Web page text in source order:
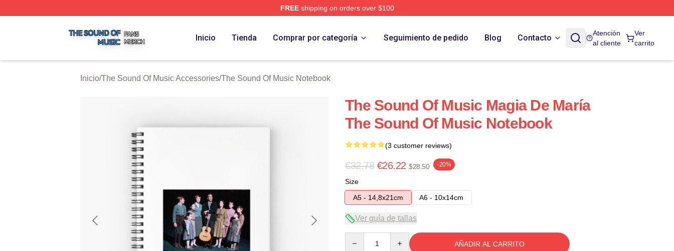
FREEshipping on orders over $100
Inicio Tienda Comprar por categoría Seguimiento de pedido Blog Contacto
Atención
al cliente
Ver
carrito
Inicio/The Sound Of Music Accessories/The Sound Of Music Notebook
The Sound Of Music Magia De María
The Sound Of Music Notebook
(3 customer reviews)
€32.78 €26.22 $28.50 -20%
Size
A5 - 14,8x21cm
A6 - 10x14cm
Ver guía de tallas
AÑADIR AL CARRITO